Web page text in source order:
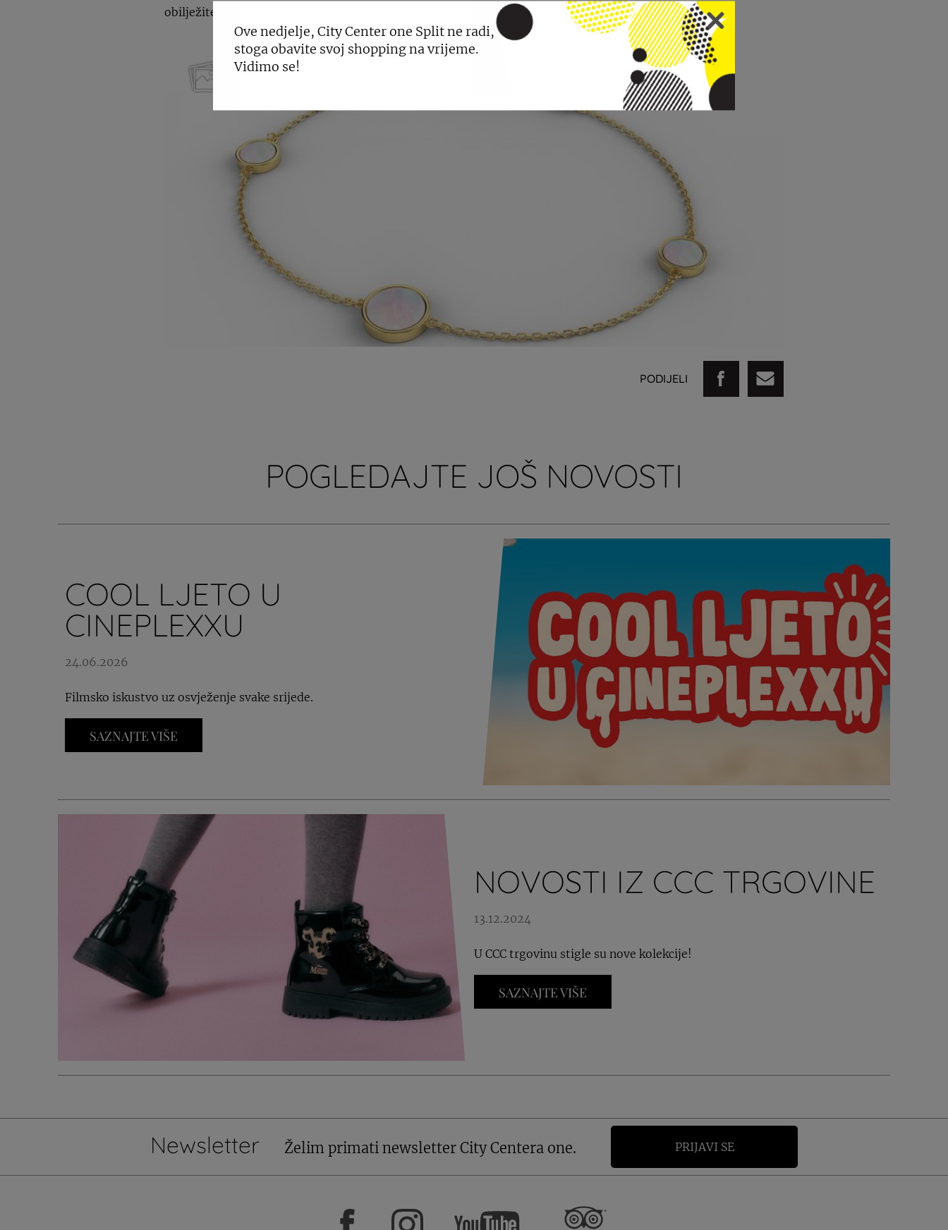
obilježite otmjenim oblicima iz Zaks zlatarnica.
PODIJELI
POGLEDAJTE JOŠ NOVOSTI
COOL LJETO U
CINEPLEXXU
24.06.2026
Filmsko iskustvo uz osvježenje svake srijede.
SAZNAJTE VIŠE
NOVOSTI IZ CCC TRGOVINE
13.12.2024
U CCC trgovinu stigle su nove kolekcije!
SAZNAJTE VIŠE
Newsletter Želim primati newsletter City Centera one. PRIJAVI SE
Ove nedjelje, City Center one Split ne radi,
stoga obavite svoj shopping na vrijeme.
Vidimo se!